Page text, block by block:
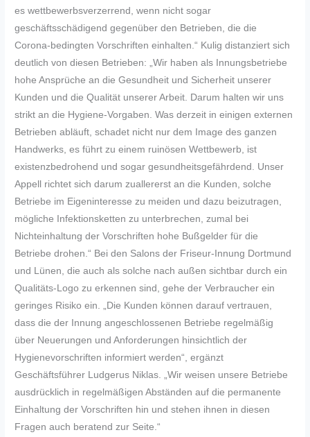
es wettbewerbsverzerrend, wenn nicht sogar
geschäftsschädigend gegenüber den Betrieben, die die
Corona-bedingten Vorschriften einhalten.“ Kulig distanziert sich
deutlich von diesen Betrieben: „Wir haben als Innungsbetriebe
hohe Ansprüche an die Gesundheit und Sicherheit unserer
Kunden und die Qualität unserer Arbeit. Darum halten wir uns
strikt an die Hygiene-Vorgaben. Was derzeit in einigen externen
Betrieben abläuft, schadet nicht nur dem Image des ganzen
Handwerks, es führt zu einem ruinösen Wettbewerb, ist
existenzbedrohend und sogar gesundheitsgefährdend. Unser
Appell richtet sich darum zuallererst an die Kunden, solche
Betriebe im Eigeninteresse zu meiden und dazu beizutragen,
mögliche Infektionsketten zu unterbrechen, zumal bei
Nichteinhaltung der Vorschriften hohe Bußgelder für die
Betriebe drohen.“ Bei den Salons der Friseur-Innung Dortmund
und Lünen, die auch als solche nach außen sichtbar durch ein
Qualitäts-Logo zu erkennen sind, gehe der Verbraucher ein
geringes Risiko ein. „Die Kunden können darauf vertrauen,
dass die der Innung angeschlossenen Betriebe regelmäßig
über Neuerungen und Anforderungen hinsichtlich der
Hygienevorschriften informiert werden“, ergänzt
Geschäftsführer Ludgerus Niklas. „Wir weisen unsere Betriebe
ausdrücklich in regelmäßigen Abständen auf die permanente
Einhaltung der Vorschriften hin und stehen ihnen in diesen
Fragen auch beratend zur Seite.“